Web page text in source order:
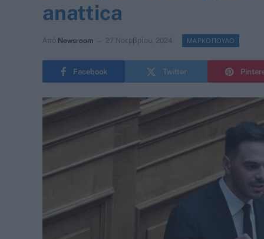
anattica
Από Newsroom 27 Νοεμβρίου, 2024 ΜΑΡΚΟΠΟΥΛΟ
Facebook Twitter